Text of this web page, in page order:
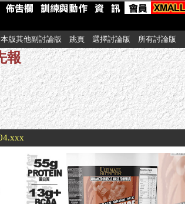
本版其他副討論版 跳頁 選擇討論版 所有討論版
報